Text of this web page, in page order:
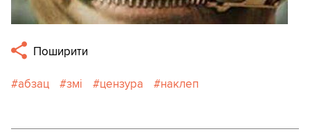
Поширити
абзац змі цензура наклеп